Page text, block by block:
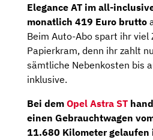
Elegance AT im all-
monatlich 419 Euro brutto
Beim Auto-Abo spart ihr viel
Papierkram, denn ihr zahlt
sämtliche Nebenkosten bis
inklusive.
Bei dem Opel Astra ST
einen Gebrauchtwagen
11.680 Kilometergelaufen